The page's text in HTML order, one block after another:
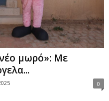
μωρό»: Με
0